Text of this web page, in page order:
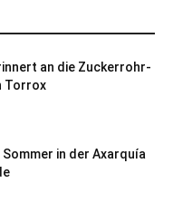
an die Zuckerrohr-
Torrox
in der Axarquía